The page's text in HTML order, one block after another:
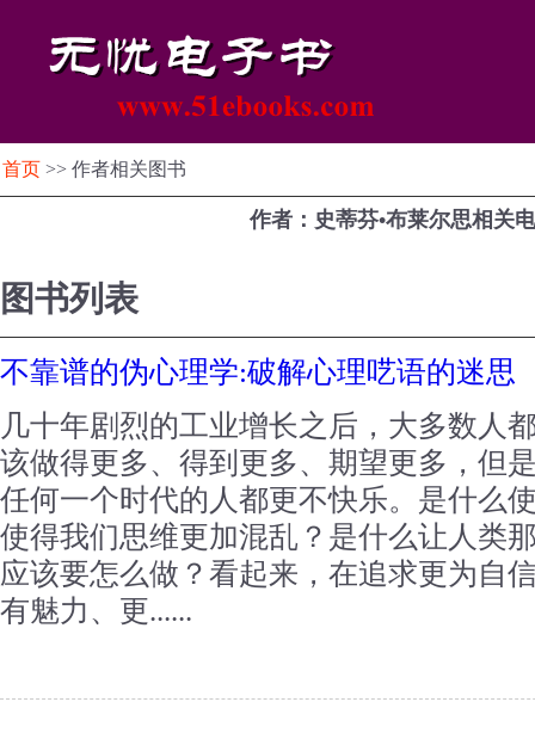
首页 >> 作者相关图书
作者：史蒂芬•布莱尔思相关
图书列表
不靠谱的伪心理学:破解心理呓语的迷思
几十年剧烈的工业增长之后，大多数人
该做得更多、得到更多、期望更多，但
任何一个时代的人都更不快乐。是什么
使得我们思维更加混乱？是什么让人类
应该要怎么做？看起来，在追求更为自
有魅力、更......